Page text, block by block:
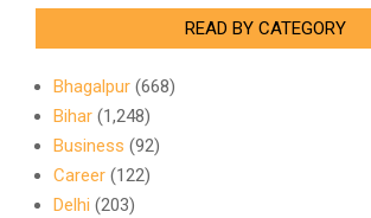
READ BY CATEGORY
Bhagalpur (668)
Bihar (1,248)
Business (92)
Career (122)
Delhi (203)